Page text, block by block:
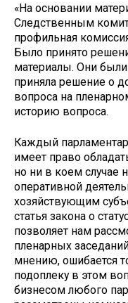
«На основании
Следственным
профильная
Было принято
материалы. Они
приняла решение о
вопроса на
историю вопроса.
Каждый
имеет право
но ни в коем случае
оперативной
хозяйствующим
статья закона о
позволяет нам
пленарных
мнению, ошибается
подоплеку в этом
бизнесом любого